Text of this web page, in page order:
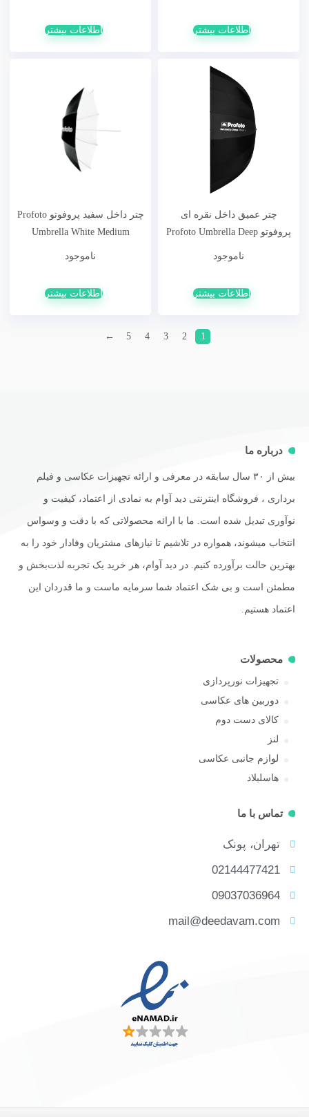
اطلاعات بیشتر اطلاعات بیشتر
چتر عمیق داخل نقره ای
پروفوتو Profoto Umbrella Deep
Silver L130cm کد:100978
ناموجود
اطلاعات بیشتر
چتر داخل سفید پروفوتو Profoto
Umbrella White Medium
105CM کد:100612
ناموجود
اطلاعات بیشتر
1
2
3
4
5
←
درباره ما
بیش از ۳۰ سال سابقه در معرفی و ارائه تجهیزات عکاسی و فیلم
برداری ، فروشگاه اینترنتی دید آوام به نمادی از اعتماد، کیفیت و
نوآوری تبدیل شده است. ما با ارائه محصولاتی که با دقت و وسواس
انتخاب میشوند، همواره در تلاشیم تا نیازهای مشتریان وفادار خود را به
بهترین حالت برآورده کنیم. در دید آوام، هر خرید یک تجربه لذت‌بخش و
مطمئن است و بی شک اعتماد شما سرمایه ماست و ما قدردان این
اعتماد هستیم.
محصولات
تجهیزات نورپردازی
دوربین های عکاسی
کالای دست دوم
لنز
لوازم جانبی عکاسی
هاسلبلاد
تماس با ما
تهران، پونک
02144477421
09037036964
mail@deedavam.com